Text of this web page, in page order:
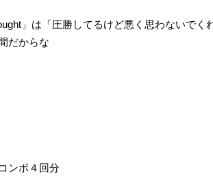
」は「圧勝してるけど悪く思わないで
だからな
ンボ４回分